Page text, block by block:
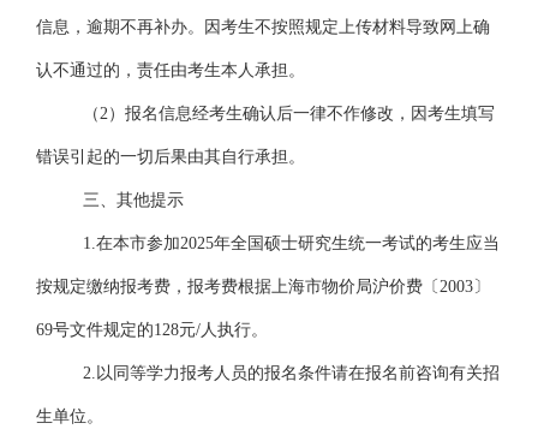
信息，逾期不再补办。因考生不按照规定上传材料导致网上确
认不通过的，责任由考生本人承担。
（2）报名信息经考生确认后一律不作修改，因考生填写
错误引起的一切后果由其自行承担。
三、其他提示
1.在本市参加2025年全国硕士研究生统一考试的考生应当
按规定缴纳报考费，报考费根据上海市物价局沪价费〔 2003〕
69号文件规定的128元/人执行。
2.以同等学力报考人员的报名条件请在报名前咨询有关招
生单位。